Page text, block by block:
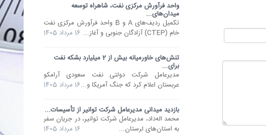
واحد فرآورش مرکزی نفت، شاهراه توسعه
میدان‌های...
تکمیل ردیف‌های A و B واحد فرآورش مرکزی نفت
خام (CTEP) آزادگان جنوبی و آغاز...
16 مرداد 1405
تنش‌های خاورمیانه بیش از 2 میلیارد بشکه نفت
برای...
مدیرعامل شرکت دولتی نفت سعودی آرامکو
عربستان اعلام کرد که جنگ آمریکا و...16 مرداد 1405
بازدید میدانی مدیرعامل شرکت توانیر از تأسیسات...
محمد اله‌داد، مدیرعامل شرکت توانیر، در جریان سفر
به استان‌های لرستان...
16 مرداد 1405